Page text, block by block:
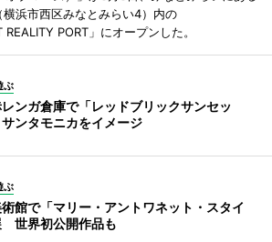
浜市西区みなとみらい4）内の
PORT」にオープンした。
ぶ
ンガ倉庫で「レッドブリックサンセッ
ンタモニカをイメージ
ぶ
館で「マリー・アントワネット・スタイ
世界初公開作品も